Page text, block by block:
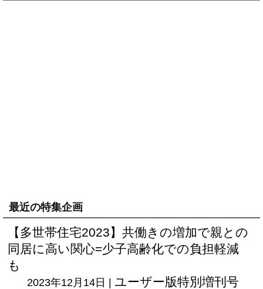
最近の特集企画
【多世帯住宅2023】共働きの増加で親との
同居に高い関心=少子高齢化での負担軽減
も
2023年12月14日 | ユーザー版特別増刊号